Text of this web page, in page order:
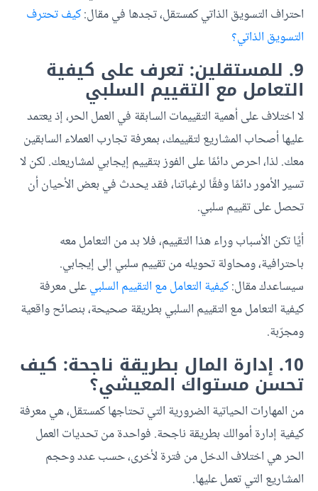
احتراف التسويق الذاتي كمستقل، تجدها في مقال:كيف تحترف
التسويق الذاتي؟
9. للمستقلين: تعرف على كيفية
التعامل مع التقييم السلبي
لا اختلاف على أهمية التقييمات السابقة في العمل الحر، إذ يعتمد
عليها أصحاب المشاريع لتقييمك، بمعرفة تجارب العملاء السابقين
معك. لذا، احرص دائمًا على الفوز بتقييم إيجابي لمشاريعك. لكن لا
تسير الأمور دائمًا وفقًا لرغباتنا، فقد يحدث في بعض الأحيان أن
تحصل على تقييم سلبي.
أيًا تكن الأسباب وراء هذا التقييم، فلا بد من التعامل معه
باحترافية، ومحاولة تحويله من تقييم سلبي إلى إيجابي.
سيساعدك مقال:كيفية التعامل مع التقييم السلبيعلى معرفة
كيفية التعامل مع التقييم السلبي بطريقة صحيحة، بنصائح واقعية
ومجرّبة.
10. إدارة المال بطريقة ناجحة: كيف
تحسن مستواك المعيشي؟
من المهارات الحياتية الضرورية التي تحتاجها كمستقل، هي معرفة
كيفية إدارة أموالك بطريقة ناجحة. فواحدة من تحديات العمل
الحر هي اختلاف الدخل من فترة لأخرى، حسب عدد وحجم
المشاريع التي تعمل عليها.